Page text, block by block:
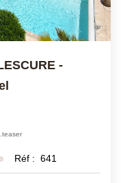
-
Réf : 641